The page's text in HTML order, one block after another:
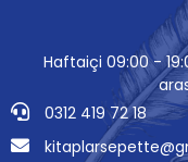
Haftaiçi 09:00 -
0312 419 72 18